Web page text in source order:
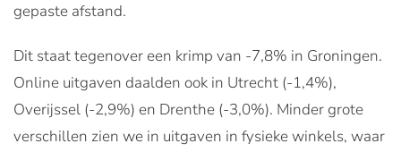
gepaste afstand.
Dit staat tegenover een krimp van -7,8% in Groningen.
Online uitgaven daalden ook in Utrecht (-1,4%),
Overijssel (-2,9%) en Drenthe (-3,0%). Minder grote
verschillen zien we in uitgaven in fysieke winkels, waar